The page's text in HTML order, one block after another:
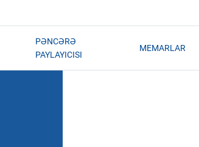
PƏNCƏRƏ
PAYLAYICISI
MEMARLAR